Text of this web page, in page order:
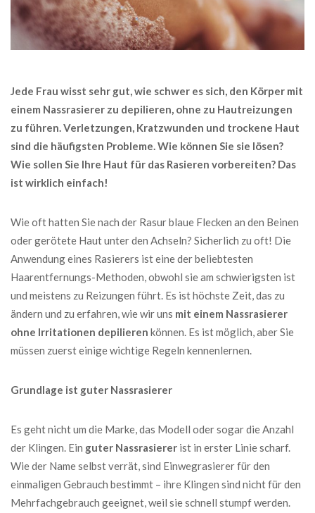
Jede Frau wisst sehr gut, wie schwer es sich, den Körper mit
einem Nassrasierer zu depilieren, ohne zu Hautreizungen
zu führen. Verletzungen, Kratzwunden und trockene Haut
sind die häufigsten Probleme. Wie können Sie sie lösen?
Wie sollen Sie Ihre Haut für das Rasieren vorbereiten? Das
ist wirklich einfach!
Wie oft hatten Sie nach der Rasur blaue Flecken an den Beinen
oder gerötete Haut unter den Achseln? Sicherlich zu oft! Die
Anwendung eines Rasierers ist eine der beliebtesten
Haarentfernungs-Methoden, obwohl sie am schwierigsten ist
und meistens zu Reizungen führt. Es ist höchste Zeit, das zu
ändern und zu erfahren, wie wir uns mit einem Nassrasierer
ohne Irritationen depilieren können. Es ist möglich, aber Sie
müssen zuerst einige wichtige Regeln kennenlernen.
Grundlage ist guter Nassrasierer
Es geht nicht um die Marke, das Modell oder sogar die Anzahl
der Klingen. Ein guter Nassrasierer ist in erster Linie scharf.
Wie der Name selbst verrät, sind Einwegrasierer für den
einmaligen Gebrauch bestimmt – ihre Klingen sind nicht für den
Mehrfachgebrauch geeignet, weil sie schnell stumpf werden.